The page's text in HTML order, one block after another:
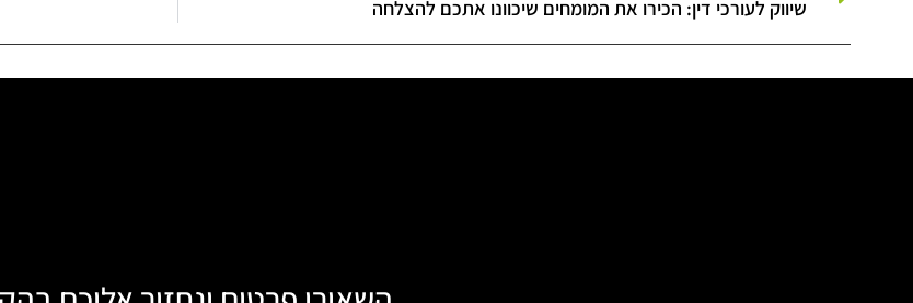
שיווק לעורכי דין: הכירו את המומחים שיכוונו אתכם להצלחה